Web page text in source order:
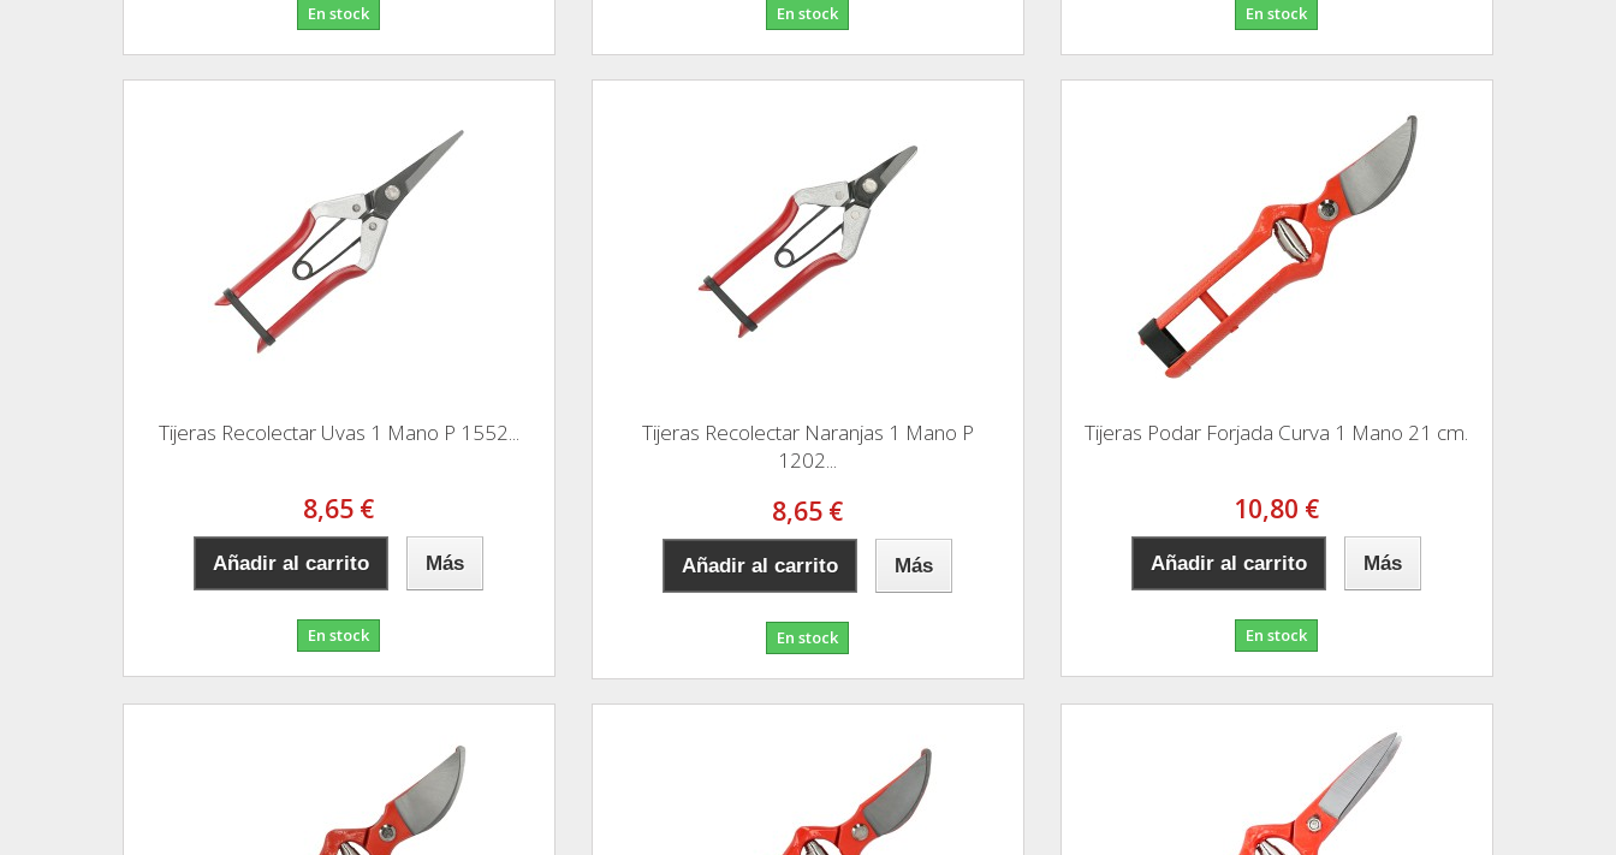
En stock En stock En stock
Tijeras Recolectar Uvas 1 Mano P 1552...
8,65 €
Añadir al carrito Más
En stock
Tijeras Recolectar Naranjas 1 Mano P
1202...
8,65 €
Añadir al carrito Más
En stock
Tijeras Podar Forjada Curva 1 Mano 21 cm.
10,80 €
Añadir al carrito Más
En stock